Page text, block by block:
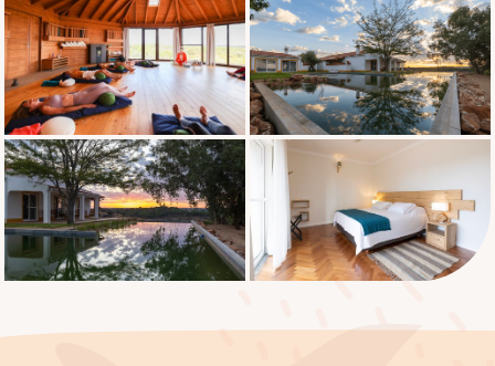
de uma compreensão psico-somática do
Trauma e das formas como este vive no
corpo, podemos abraçar a prática do Yoga
de uma forma que permita a cada indivíduo
ter a sua própria experiência. A psico-
educação em torno da dissociação e da
desencarnação pode dar-nos as
ferramentas para compreendermos não
só a nossa própria fisiologia, mas também
respostas ao trauma das pessoas com